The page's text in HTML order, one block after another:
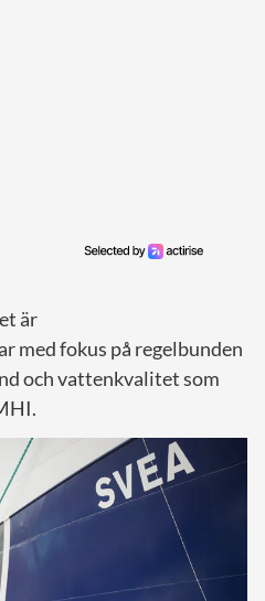
är
med fokus på regelbunden
och vattenkvalitet som